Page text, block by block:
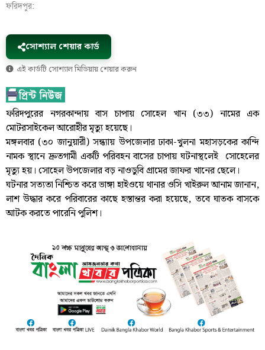
ফরিদপুর:
সোশ্যাল শেয়ার কার্ড
এই কার্ডটি সোশ্যাল মিডিয়ায় শেয়ার করুন
ফরিদপুরের নগরকান্দায় বাস চাপায় সোহেল খান (৩৩) নামের এক
মোটরসাইকেল আরোহীর মৃত্যু হয়েছে।
মঙ্গলবার (৩০ জানুয়ারী) সন্ধ্যায় উপজেলার ঢাকা-খুলনা মহাসড়কের কান্দি
নামক স্থানে দ্রুতগামী একটি পরিবহন বাসের চাপায় ঘটনাস্থলেই সোহেলের
মৃত্যু হয়। সোহেল উপজেলার বড় নাওডুবি গ্রামের জাফর খানের ছেলে।
ঘটনার সত্যতা নিশ্চিত করে ভাঙ্গা হাইওয়ে থানার ওসি খাইরুল আনাম জানান,
লাশ উদ্ধার করে পরিবারের কাছে হস্তান্তর করা হয়েছে, তবে ঘাতক বাসকে
আটক করতে পারেনি পুলিশ।